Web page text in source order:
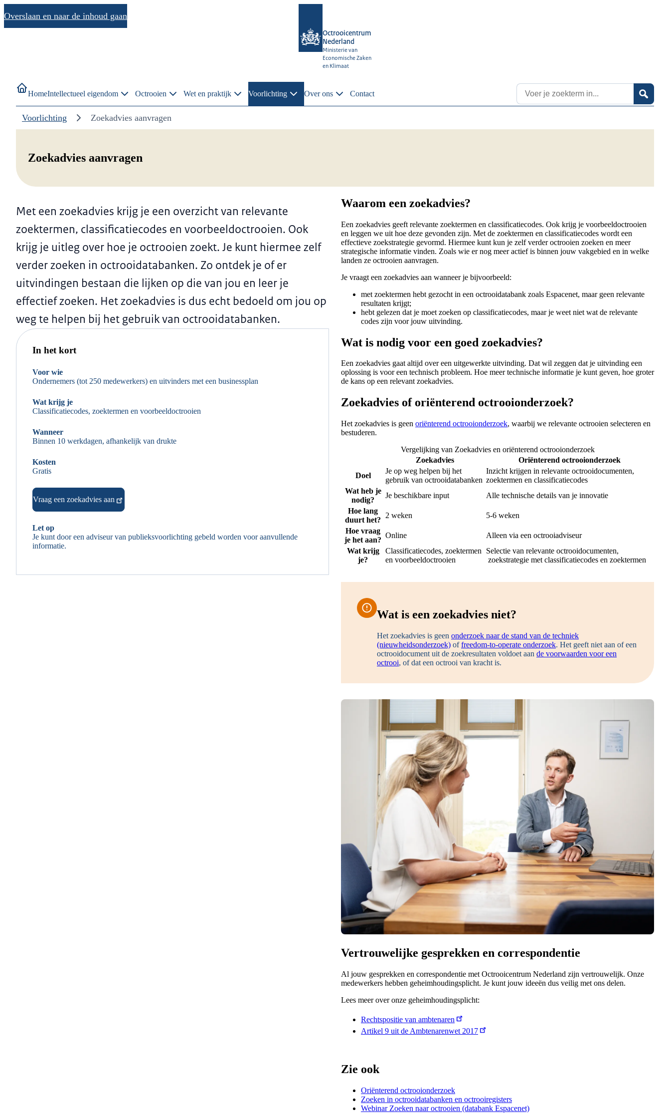
Overslaan en naar de inhoud gaan
Octrooicentrum
Nederland
Ministerie van
Economische Zaken
en Klimaat
HomeIntellectueel eigendom Octrooien Wet en praktijk Voorlichting Over ons Contact Zoekresultaten
Voorlichting Zoekadvies aanvragen
Zoekadvies aanvragen
Waarom een zoekadvies?
Een zoekadvies geeft relevante zoektermen en classificatiecodes. Ook krijg je voorbeeldoctrooien
en leggen we uit hoe deze gevonden zijn. Met de zoektermen en classificatiecodes wordt een
effectieve zoekstrategie gevormd. Hiermee kunt kun je zelf verder octrooien zoeken en meer
strategische informatie vinden. Zoals wie er nog meer actief is binnen jouw vakgebied en in welke
landen ze octrooien aanvragen.
Je vraagt een zoekadvies aan wanneer je bijvoorbeeld:
met zoektermen hebt gezocht in een octrooidatabank zoals Espacenet, maar geen relevante
resultaten krijgt;
hebt gelezen dat je moet zoeken op classificatiecodes, maar je weet niet wat de relevante
codes zijn voor jouw uitvinding.
Wat is nodig voor een goed zoekadvies?
Een zoekadvies gaat altijd over een uitgewerkte uitvinding. Dat wil zeggen dat je uitvinding een
oplossing is voor een technisch probleem. Hoe meer technische informatie je kunt geven, hoe groter
de kans op een relevant zoekadvies.
Zoekadvies of oriënterend octrooionderzoek?
Het zoekadvies is geen oriënterend octrooionderzoek, waarbij we relevante octrooien selecteren en
bestuderen.
Vergelijking van Zoekadvies en oriënterend octrooionderzoek
Zoekadvies
Oriënterend octrooionderzoek
Doel
Je op weg helpen bij het
gebruik van octrooidatabanken
Inzicht krijgen in relevante octrooidocumenten,
zoektermen en classificatiecodes
Wat heb je
nodig?
Je beschikbare input
Alle technische details van je innovatie
Hoe lang
duurt het?
2 weken
5-6 weken
Hoe vraag
je het aan?
Online
Alleen via een octrooiadviseur
Wat krijg
je?
Classificatiecodes, zoektermen
en voorbeeldoctrooien
Selectie van relevante octrooidocumenten,
zoekstrategie met classificatiecodes en zoektermen
Wat is een zoekadvies niet?
Het zoekadvies is geen onderzoek naar de stand van de techniek
(nieuwheidsonderzoek) offreedom-to-operate onderzoek. Het geeft niet aan of een
octrooidocument uit de zoekresultaten voldoet aan de voorwaarden voor een
octrooi, of dat een octrooi van kracht is.
Vertrouwelijke gesprekken en correspondentie
Al jouw gesprekken en correspondentie met Octrooicentrum Nederland zijn vertrouwelijk. Onze
medewerkers hebben geheimhoudingsplicht. Je kunt jouw ideeën dus veilig met ons delen.
Lees meer over onze geheimhoudingsplicht:
Rechtspositie van ambtenaren
Artikel 9 uit de Ambtenarenwet 2017
Zie ook
Oriënterend octrooionderzoek
Zoeken in octrooidatabanken en octrooiregisters
Webinar Zoeken naar octrooien (databank Espacenet)
Met een zoekadvies krijg je een overzicht van relevante
zoektermen, classificatiecodes en voorbeeldoctrooien. Ook
krijg je uitleg over hoe je octrooien zoekt. Je kunt hiermee zelf
verder zoeken in octrooidatabanken. Zo ontdek je of er
uitvindingen bestaan die lijken op die van jou en leer je
effectief zoeken. Het zoekadvies is dus echt bedoeld om jou op
weg te helpen bij het gebruik van octrooidatabanken.
In het kort
Voor wie
Ondernemers (tot 250 medewerkers) en uitvinders met een businessplan
Wat krijg je
Classificatiecodes, zoektermen en voorbeeldoctrooien
Wanneer
Binnen 10 werkdagen, afhankelijk van drukte
Kosten
Gratis
Vraag een zoekadvies aan
Let op
Je kunt door een adviseur van publieksvoorlichting gebeld worden voor aanvullende
informatie.